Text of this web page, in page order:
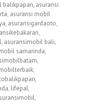
balikpapan, asuransi
, asuransi mobil
, asuransigardaoto,
,
, asuransimobil bali,
samarinda,
,
,
,
, lifepal,
,